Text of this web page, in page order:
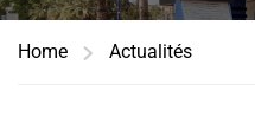
Home Actualités